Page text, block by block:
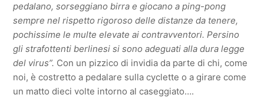
pedalano, sorseggiano birra e giocano a ping-pong
sempre nel rispetto rigoroso delle distanze da tenere,
pochissime le multe elevate ai contravventori. Persino
gli strafottenti berlinesi si sono adeguati alla dura legge
del virus”. Con un pizzico di invidia da parte di chi, come
noi, è costretto a pedalare sulla cyclette o a girare come
un matto dieci volte intorno al caseggiato….